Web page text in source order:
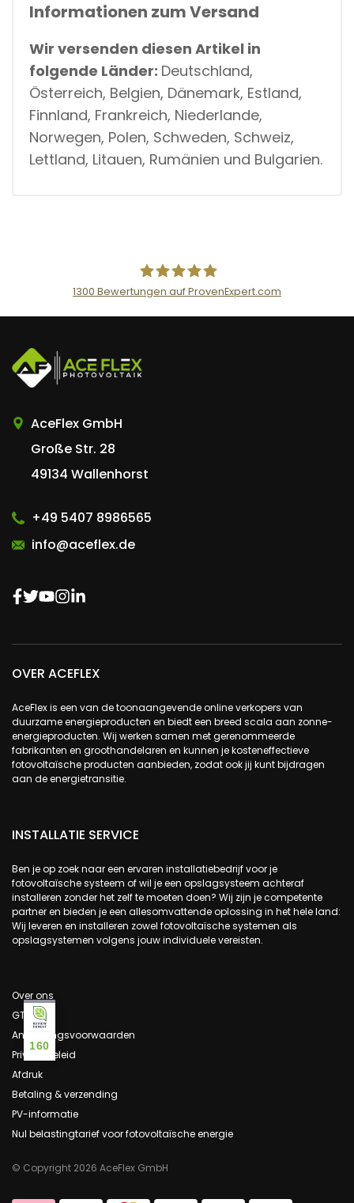
Informationen zum Versand
Wir versenden diesen Artikel in
folgende Länder: Deutschland,
Österreich, Belgien, Dänemark, Estland,
Finnland, Frankreich, Niederlande,
Norwegen, Polen, Schweden, Schweiz,
Lettland, Litauen, Rumänien und Bulgarien.
AceFlex GmbH
1300 Bewertungen auf ProvenExpert.com
AceFlex GmbH
Große Str. 28
49134 Wallenhorst
+49 5407 8986565
info@aceflex.de
OVER ACEFLEX
AceFlex is een van de toonaangevende online verkopers van
duurzame energieproducten en biedt een breed scala aan zonne-
energieproducten. Wij werken samen met gerenommeerde
fabrikanten en groothandelaren en kunnen je kosteneffectieve
fotovoltaïsche producten aanbieden, zodat ook jij kunt bijdragen
aan de energietransitie.
INSTALLATIE SERVICE
Ben je op zoek naar een ervaren installatiebedrijf voor je
fotovoltaïsche systeem of wil je een opslagsysteem achteraf
installeren zonder het zelf te moeten doen? Wij zijn je competente
partner en bieden je een allesomvattende oplossing in het hele land:
Wij leveren en installeren zowel fotovoltaïsche systemen als
opslagsystemen volgens jouw individuele vereisten.
Over ons
GTC
Annuleringsvoorwaarden
Privacybeleid
Afdruk
Betaling & verzending
PV-informatie
Nul belastingtarief voor fotovoltaïsche energie
© Copyright 2026 AceFlex GmbH
160